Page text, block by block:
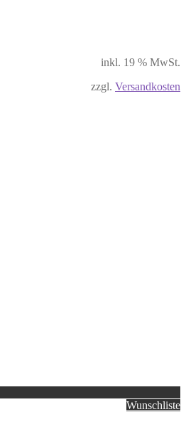
inkl. 19 % MwSt.
zzgl. Versandkosten
Wunschliste